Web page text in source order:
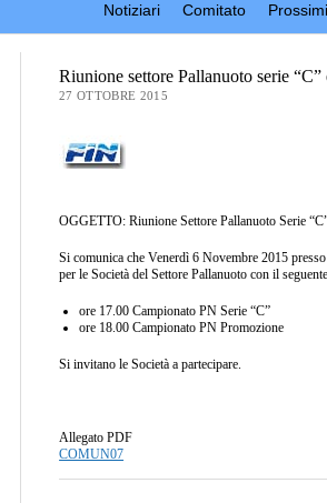
Notiziari Comitato
Riunione settore Pallanuoto serie
27 OTTOBRE 2015
OGGETTO: Riunione Settore Pallanuoto Serie
Si comunica che Venerdì 6 Novembre 2015
per le Società del Settore Pallanuoto con il
ore 17.00 Campionato PN Serie “C”
ore 18.00 Campionato PN Promozione
Si invitano le Società a partecipare.
Allegato PDF
COMUN07